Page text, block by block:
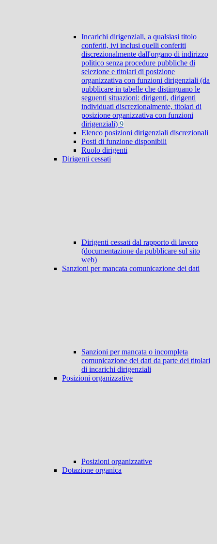
Incarichi dirigenziali, a qualsiasi titolo
conferiti, ivi inclusi quelli conferiti
discrezionalmente dall'organo di indirizzo
politico senza procedure pubbliche di
selezione e titolari di posizione
organizzativa con funzioni dirigenziali (da
pubblicare in tabelle che distinguano le
seguenti situazioni: dirigenti, dirigenti
individuati discrezionalmente, titolari di
posizione organizzativa con funzioni
dirigenziali) 9
Elenco posizioni dirigenziali discrezionali
Posti di funzione disponibili
Ruolo dirigenti
Dirigenti cessati
Dirigenti cessati dal rapporto di lavoro
(documentazione da pubblicare sul sito
web)
Sanzioni per mancata comunicazione dei dati
Sanzioni per mancata o incompleta
comunicazione dei dati da parte dei titolari
di incarichi dirigenziali
Posizioni organizzative
Posizioni organizzative
Dotazione organica